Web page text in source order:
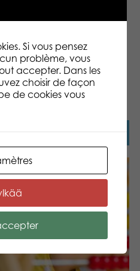
produitsApprenons
Si vous pensez
problème, vous
accepter. Dans les
choisir de façon
de cookies vous